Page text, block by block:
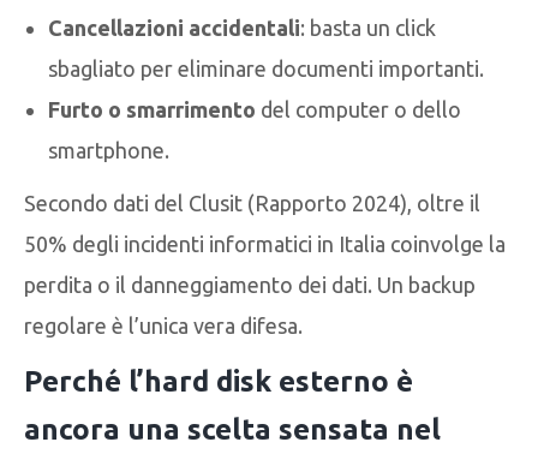
Cancellazioni accidentali: basta un click
sbagliato per eliminare documenti importanti.
Furto o smarrimento del computer o dello
smartphone.
Secondo dati del Clusit (Rapporto 2024), oltre il
50% degli incidenti informatici in Italia coinvolge la
perdita o il danneggiamento dei dati. Un backup
regolare è l’unica vera difesa.
Perché l’hard disk esterno è
ancora una scelta sensata nel